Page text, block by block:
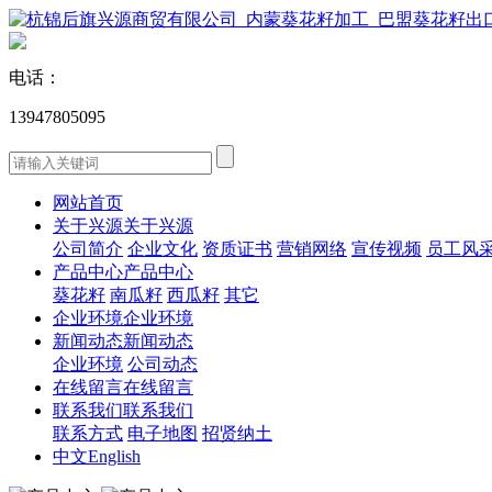
电话：
13947805095
网站首页
关于兴源关于兴源
公司简介 企业文化 资质证书 营销网络 宣传视频 员工风
产品中心产品中心
葵花籽 南瓜籽 西瓜籽 其它
企业环境企业环境
新闻动态新闻动态
企业环境 公司动态
在线留言在线留言
联系我们联系我们
联系方式 电子地图 招贤纳土
中文English